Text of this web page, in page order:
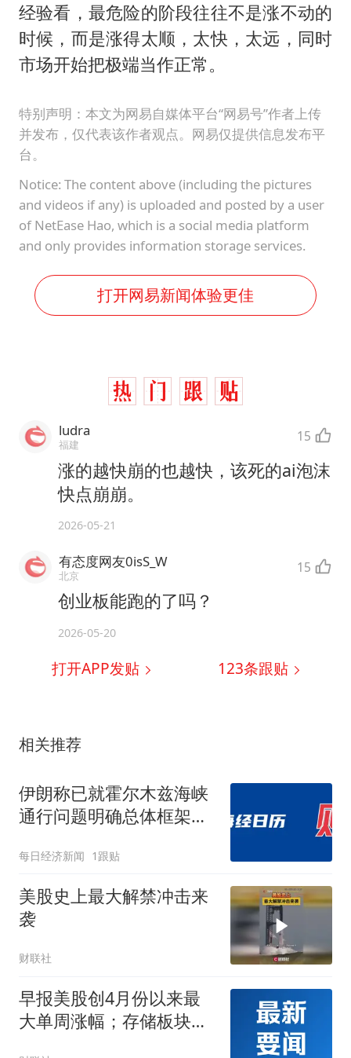
经验看，最危险的阶段往往不是涨不动的
时候，而是涨得太顺，太快，太远，同时
市场开始把极端当作正常。
特别声明：本文为网易自媒体平台“网易号”作者上传
并发布，仅代表该作者观点。网易仅提供信息发布平
台。
Notice: The content above (including the pictures
and videos if any) is uploaded and posted by a user
of NetEase Hao, which is a social media platform
and only provides information storage services.
打开网易新闻体验更佳
ludra
福建 15
涨的越快崩的也越快，该死的ai泡沫
快点崩崩。
2026-05-21
有态度网友0isS_W
北京 15
创业板能跑的了吗？
2026-05-20
打开APP发贴 123条跟贴
相关推荐
伊朗称已就霍尔木兹海峡
通行问题明确总体框架；
周涨幅；北京发布购房新
政；东航：国内客票提前
14天免费退改丨每经早参
每日经济新闻 1跟贴
美股史上最大解禁冲击来
袭
财联社
早报美股创4月份以来最
大单周涨幅；存储板块普